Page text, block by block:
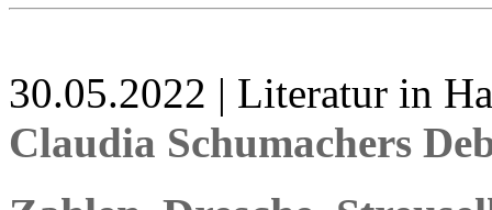
30.05.2022 | Literatur in
Claudia Schumachers